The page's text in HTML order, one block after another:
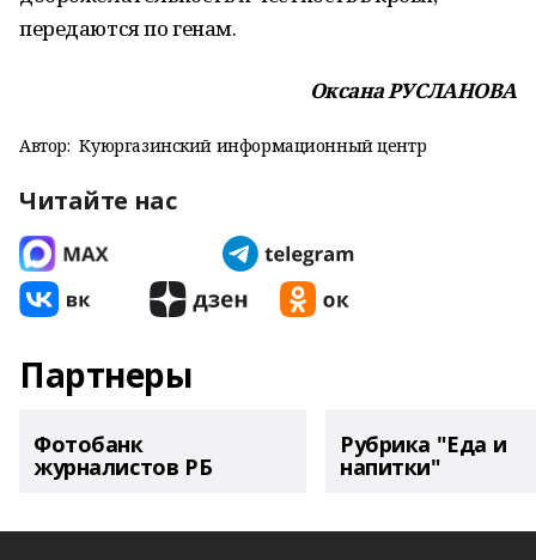
передаются по генам.
Оксана РУСЛАНОВА
Автор: Куюргазинский информационный центр
Читайте нас
Партнеры
Фотобанк
журналистов РБ
Рубрика "Еда и
напитки"